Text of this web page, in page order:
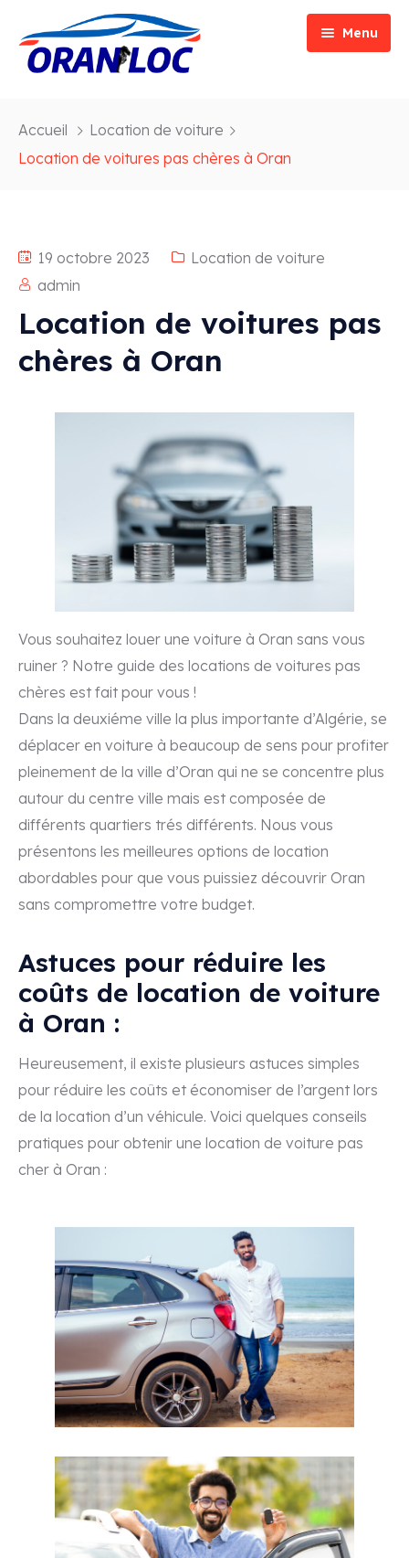
Menu
Véhicules
Luxe Forthing T5 Evo
Promos
Special Offer
New Products
Villa Vintage
Contact
Accueil
Location de voiture
Location de voitures pas chères à Oran
19 octobre 2023
Location de voiture
admin
Location de voitures pas
chères à Oran
Vous souhaitez louer une voiture à Oran sans vous
ruiner ? Notre guide des locations de voitures pas
chères est fait pour vous !
Dans la deuxiéme ville la plus importante d’Algérie, se
déplacer en voiture à beaucoup de sens pour profiter
pleinement de la ville d’Oran qui ne se concentre plus
autour du centre ville mais est composée de
différents quartiers trés différents. Nous vous
présentons les meilleures options de location
abordables pour que vous puissiez découvrir Oran
sans compromettre votre budget.
Astuces pour réduire les
coûts de location de voiture
à Oran :
Heureusement, il existe plusieurs astuces simples
pour réduire les coûts et économiser de l’argent lors
de la location d’un véhicule. Voici quelques conseils
pratiques pour obtenir une location de voiture pas
cher à Oran :